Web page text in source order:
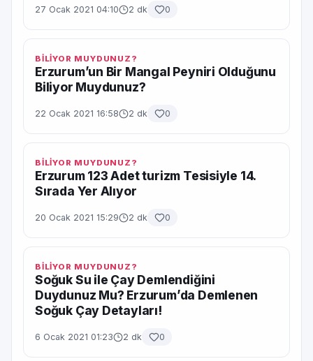
27 Ocak 2021 04:10 2 dk 0
BİLİYOR MUYDUNUZ?
Erzurum’un Bir Mangal Peyniri Olduğunu
Biliyor Muydunuz?
22 Ocak 2021 16:58 2 dk 0
BİLİYOR MUYDUNUZ?
Erzurum 123 Adet turizm Tesisiyle 14.
Sırada Yer Alıyor
20 Ocak 2021 15:29 2 dk 0
BİLİYOR MUYDUNUZ?
Soğuk Su ile Çay Demlendiğini
Duydunuz Mu? Erzurum’da Demlenen
Soğuk Çay Detayları!
6 Ocak 2021 01:23 2 dk 0